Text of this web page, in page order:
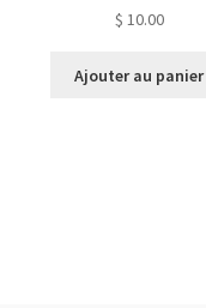
$ 10.00
Ajouter au panier